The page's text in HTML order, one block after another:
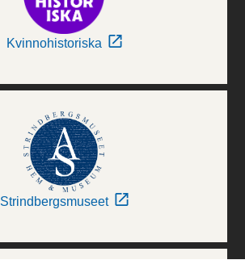
Kvinnohistoriska
Strindbergsmuseet